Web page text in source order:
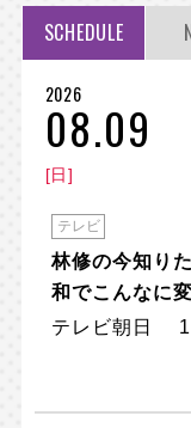
SCHEDULE
2026
08.09
[日]
テレビ
林修の今知り
和でこんなに
テレビ朝日